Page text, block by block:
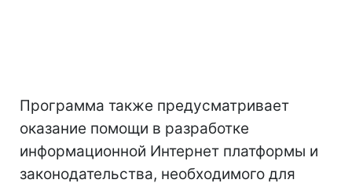
Программа также предусматривает
оказание помощи в разработке
информационной Интернет платформы и
законодательства, необходимого для